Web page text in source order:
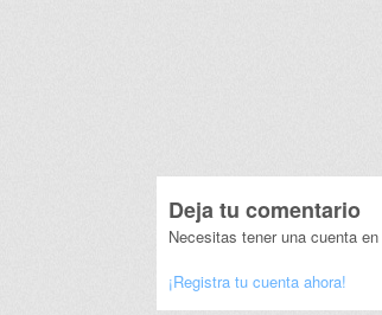
Deja tu comentario
Necesitas tener una cuenta
¡Registra tu cuenta ahora!